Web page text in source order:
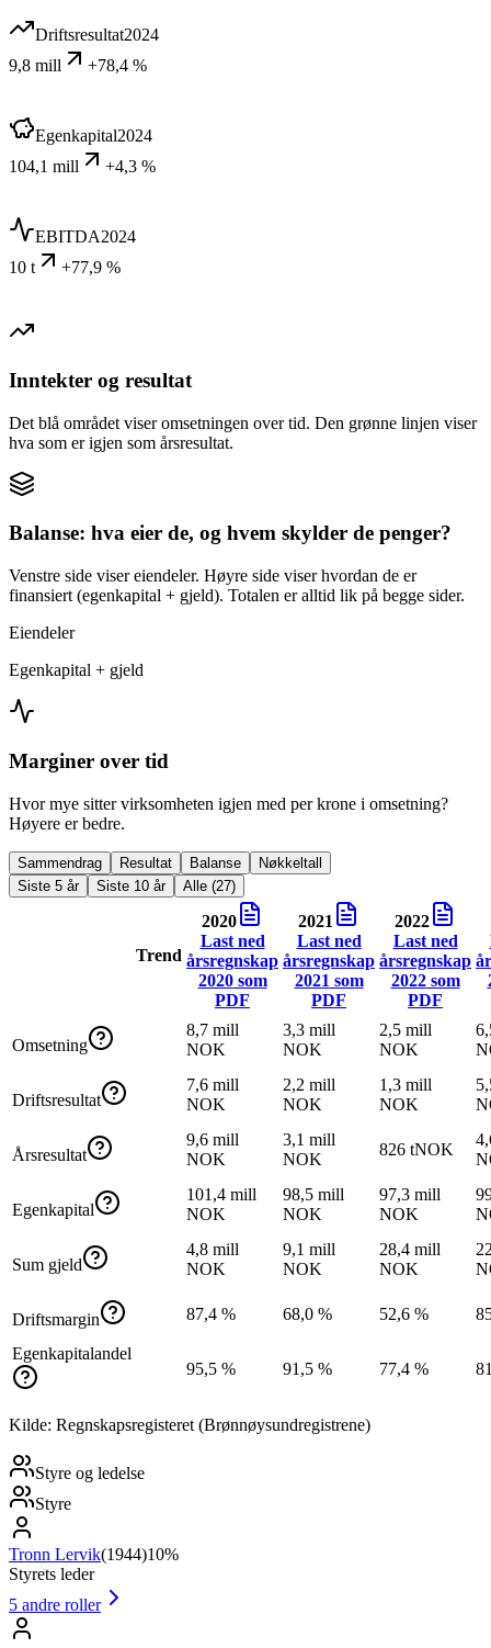
Driftsresultat2024
9,8 mill
+78,4 %
Egenkapital2024
104,1 mill
+4,3 %
EBITDA2024
10 t
+77,9 %
Inntekter og resultat
Det blå området viser omsetningen over tid. Den grønne linjen viser
hva som er igjen som årsresultat.
Balanse: hva eier de, og hvem skylder de penger?
Venstre side viser eiendeler. Høyre side viser hvordan de er
finansiert (egenkapital + gjeld). Totalen er alltid lik på begge sider.
Eiendeler
Egenkapital + gjeld
Marginer over tid
Hvor mye sitter virksomheten igjen med per krone i omsetning?
Høyere er bedre.
Sammendrag Resultat Balanse
Nøkkeltall
Siste 5 år
Siste 10 år Alle (27)
Trend
2020
Last ned
årsregnskap
2020som
PDF
2021
Last ned
årsregnskap
2021 som
PDF
2022
Last ned
årsregnskap
2022som
PDF
Omsetning
8,7 mill
NOK
3,3 mill
NOK
2,5 mill
NOK
Driftsresultat
7,6 mill
NOK
2,2 mill
NOK
1,3 mill
NOK
Årsresultat
9,6 mill
NOK
3,1 mill
NOK
826 tNOK
Egenkapital
101,4 mill
NOK
98,5 mill
NOK
97,3 mill
NOK
Sum gjeld
4,8 mill
NOK
9,1 mill
NOK
28,4 mill
NOK
Driftsmargin 87,4 % 68,0 % 52,6 %
Egenkapitalandel
95,5 %
91,5 % 77,4 %
Kilde: Regnskapsregisteret (Brønnøysundregistrene)
Styre og ledelse
Styre
Tronn Lervik(1944)10%
Styrets leder
5 andre roller